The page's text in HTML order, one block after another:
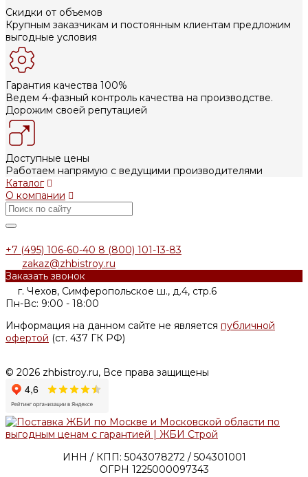
Скидки от объемов
Крупным заказчикам и постоянным клиентам предложим
выгодные условия
Гарантия качества 100%
Ведем 4-фазный контроль качества на производстве.
Дорожим своей репутацией
Доступные цены
Работаем напрямую с ведущими производителями
Каталог
О компании
+7 (495) 106-60-40 8 (800) 101-13-83
zakaz@zhbistroy.ru
Заказать звонок
г. Чехов, Симферопольское ш., д.4, стр.6
Пн-Вс: 9:00 - 18:00
Информация на данном сайте не является публичной
офертой (ст. 437 ГК РФ)
© 2026 zhbistroy.ru, Все права защищены
ИНН / КПП: 5043078272 / 504301001
ОГРН 1225000097343